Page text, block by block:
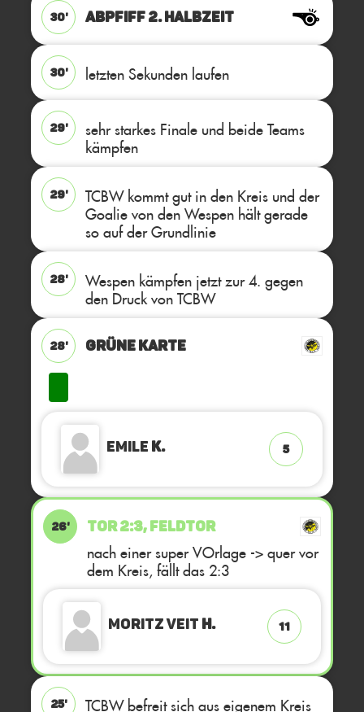
30' ABPFIFF 2. Halbzeit
30' letzten Sekunden laufen
29'
sehr starkes Finale und beide Teams
kämpfen
29'
TCBW kommt gut in den Kreis und der
Goalie von den Wespen hält gerade
so auf der Grundlinie
28'
Wespen kämpfen jetzt zur 4. gegen
den Druck von TCBW
28' GRÜNE KARTE
Emile K. 5
26' TOR 2:3, FELDTOR
nach einer super VOrlage -> quer vor
dem Kreis, fällt das 2:3
Moritz Veit H. 11
25'
TCBW befreit sich aus eigenem Kreis